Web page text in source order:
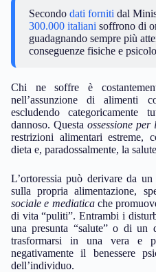
Secondo dati forniti dal
300.000 italiani soffrono di
guadagnando sempre più
conseguenze fisiche e
Chi ne soffre è
nell’assunzione di alimenti
escludendo categoricamente
dannoso. Questaossessione
restrizioni alimentari estreme,
dieta e, paradossalmente, la
L’ortoressia può derivare da
sulla propria alimentazione,
sociale e mediaticache
di vita “puliti”. Entrambi i
una presunta “salute” o di un
trasformarsi in una vera e
negativamente il benessere
dell’individuo.